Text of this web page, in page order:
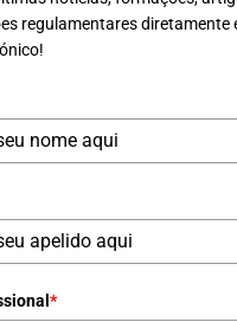
regulamentares diretamente
*